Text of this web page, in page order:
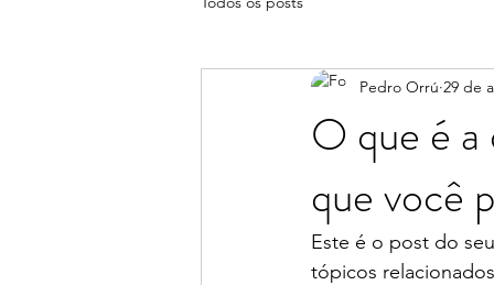
O que é
que você
Pedro Orrú 29 de
Este é o post do
tópicos